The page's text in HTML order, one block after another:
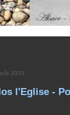
2010
l'Eglise -